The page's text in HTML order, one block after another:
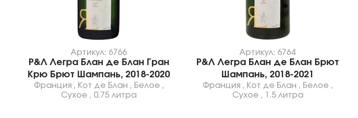
Артикул: 6766
Р&Л Легра Блан де Блан Гран
Крю Брют Шампань, 2018-2020
Франция, Кот де Блан , Белое ,
Сухое , 0.75 литра
Артикул: 6764
Р&Л Легра Блан де Блан Брют
Шампань, 2018-2021
Франция, Кот де Блан , Белое ,
Сухое , 1.5 литра